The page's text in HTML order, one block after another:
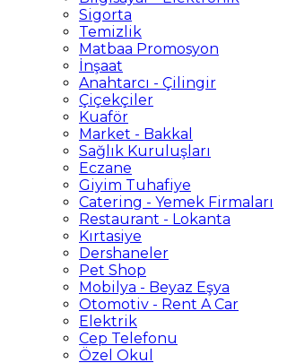
Sigorta
Temizlik
Matbaa Promosyon
İnşaat
Anahtarcı - Çilingir
Çiçekçiler
Kuaför
Market - Bakkal
Sağlık Kuruluşları
Eczane
Giyim Tuhafiye
Catering - Yemek Firmaları
Restaurant - Lokanta
Kırtasiye
Dershaneler
Pet Shop
Mobilya - Beyaz Eşya
Otomotiv - Rent A Car
Elektrik
Cep Telefonu
Özel Okul